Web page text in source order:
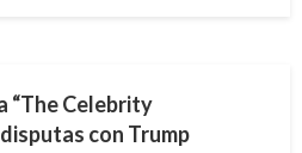
“The Celebrity
con Trump